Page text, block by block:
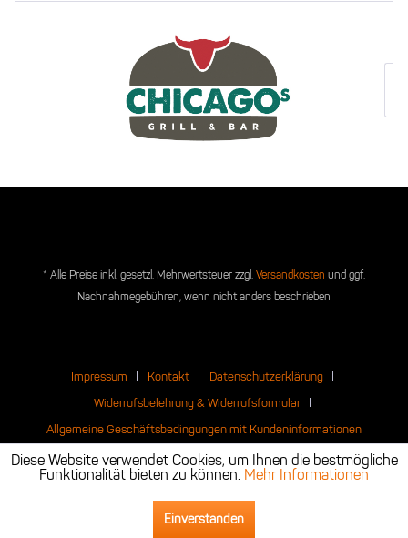
* Alle Preise inkl. gesetzl. Mehrwertsteuer zzgl. Versandkosten und ggf.
Nachnahmegebühren, wenn nicht anders beschrieben
Impressum Kontakt
Datenschutzerklärung
Widerrufsbelehrung & Widerrufsformular
Allgemeine Geschäftsbedingungen mit Kundeninformationen
Diese Website verwendet Cookies, um Ihnen die bestmögliche
Funktionalität bieten zu können. Mehr Informationen
Einverstanden